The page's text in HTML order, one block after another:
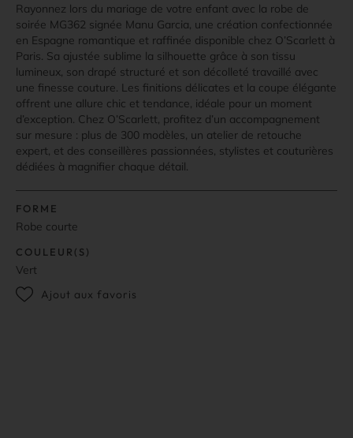
Rayonnez lors du mariage de votre enfant avec la robe de
soirée MG362 signée Manu Garcia, une création confectionnée
en Espagne romantique et raffinée disponible chez O’Scarlett à
Paris. Sa ajustée sublime la silhouette grâce à son tissu
lumineux, son drapé structuré et son décolleté travaillé avec
une finesse couture. Les finitions délicates et la coupe élégante
offrent une allure chic et tendance, idéale pour un moment
d’exception. Chez O’Scarlett, profitez d’un accompagnement
sur mesure : plus de 300 modèles, un atelier de retouche
expert, et des conseillères passionnées, stylistes et couturières
dédiées à magnifier chaque détail.
FORME
Robe courte
COULEUR(S)
Vert
Ajout aux favoris